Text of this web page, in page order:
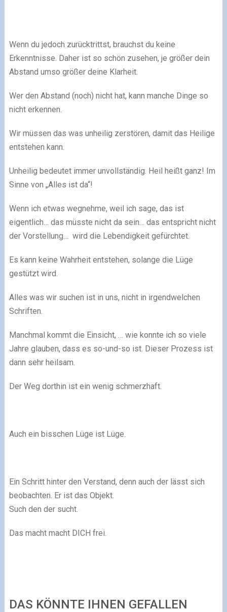
Wenn du jedoch zurücktrittst, brauchst du keine
Erkenntnisse. Daher ist so schön zusehen, je größer dein
Abstand umso größer deine Klarheit.
Wer den Abstand (noch) nicht hat, kann manche Dinge so
nicht erkennen.
Wir müssen das was unheilig zerstören, damit das Heilige
entstehen kann.
Unheilig bedeutet immer unvollständig. Heil heißt ganz! Im
Sinne von „Alles ist da“!
Wenn ich etwas wegnehme, weil ich sage, das ist
eigentlich… das müsste nicht da sein… das entspricht nicht
der Vorstellung… wird die Lebendigkeit gefürchtet.
Es kann keine Wahrheit entstehen, solange die Lüge
gestützt wird.
Alles was wir suchen ist in uns, nicht in irgendwelchen
Schriften.
Manchmal kommt die Einsicht, … wie konnte ich so viele
Jahre glauben, dass es so-und-so ist. Dieser Prozess ist
dann sehr heilsam.
Der Weg dorthin ist ein wenig schmerzhaft.
Auch ein bisschen Lüge ist Lüge.
Ein Schritt hinter den Verstand, denn auch der lässt sich
beobachten. Er ist das Objekt.
Such den der sucht.
Das macht macht DICH frei.
DAS KÖNNTE IHNEN GEFALLEN